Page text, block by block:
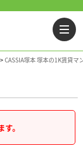
CASSIA塚本 塚本の1K賃貸マ
。